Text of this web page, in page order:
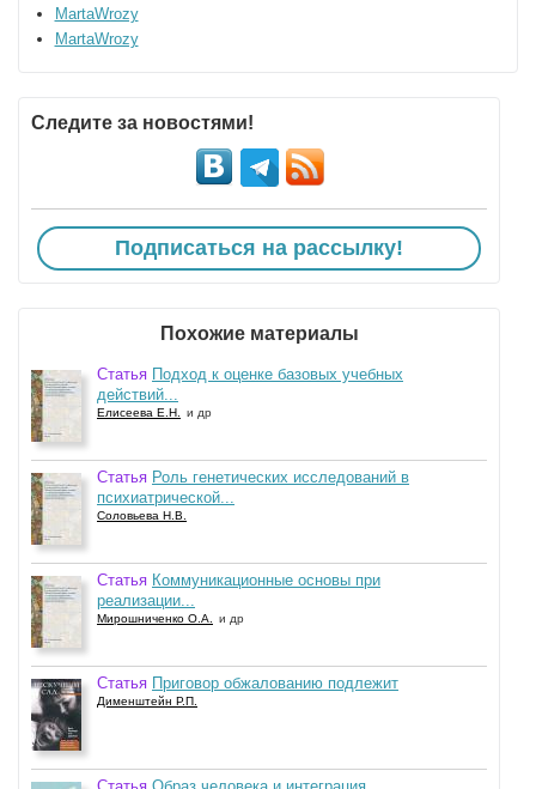
MartaWrozy
MartaWrozy
Следите за новостями!
Подписаться на рассылку!
Похожие материалы
Статья Подход к оценке базовых учебных
действий...
Елисеева Е.Н. и др
Статья Роль генетических исследований в
психиатрической...
Соловьева Н.В.
Статья Коммуникационные основы при
реализации...
Мирошниченко О.А. и др
Статья Приговор обжалованию подлежит
Дименштейн Р.П.